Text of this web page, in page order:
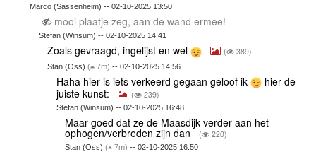
Marco (Sassenheim) -- 02-10-2025 13:50
mooi plaatje zeg, aan de wand ermee!
Stefan (Winsum) -- 02-10-2025 14:41
Zoals gevraagd, ingelijst en wel ( 389)
Stan (Oss)( 7m) -- 02-10-2025 14:56
Haha hier is iets verkeerd gegaan geloof ik
hier de
juiste kunst:
( 239)
Stefan (Winsum) -- 02-10-2025 16:48
Maar goed dat ze de Maasdijk verder aan het
ophogen/verbreden zijn dan ( 220)
Stan (Oss)( 7m) -- 02-10-2025 16:50